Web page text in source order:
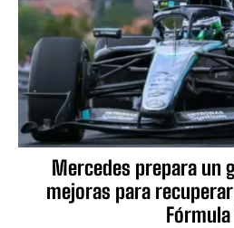
Mercedes prepara un
mejoras para
Fórmula